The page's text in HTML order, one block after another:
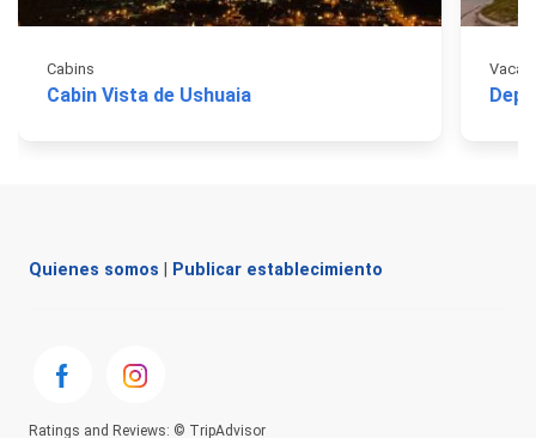
Cabins
Cabin Vista de Ushuaia
Quienes somos Publicar establecimiento
Ratings and Reviews: © TripAdvisor